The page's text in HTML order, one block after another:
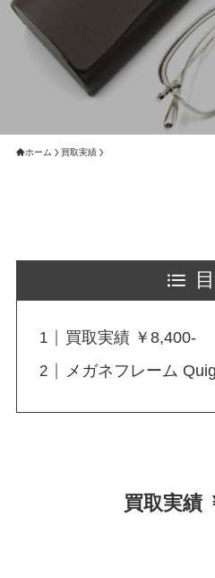
ホーム 買取実績
買取実績 ￥8,400-
メガネフレーム
買取実績